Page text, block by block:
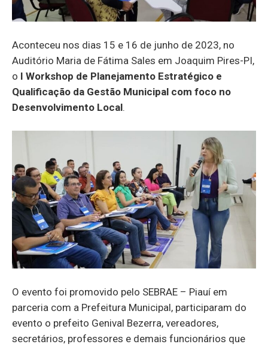
Aconteceu nos dias 15 e 16 de junho de 2023, no
Auditório Maria de Fátima Sales em Joaquim Pires-PI,
o I Workshop de Planejamento Estratégico e
Qualificação da Gestão Municipal com foco no
Desenvolvimento Local.
O evento foi promovido pelo SEBRAE – Piauí em
parceria com a Prefeitura Municipal, participaram do
evento o prefeito Genival Bezerra, vereadores,
secretários, professores e demais funcionários que